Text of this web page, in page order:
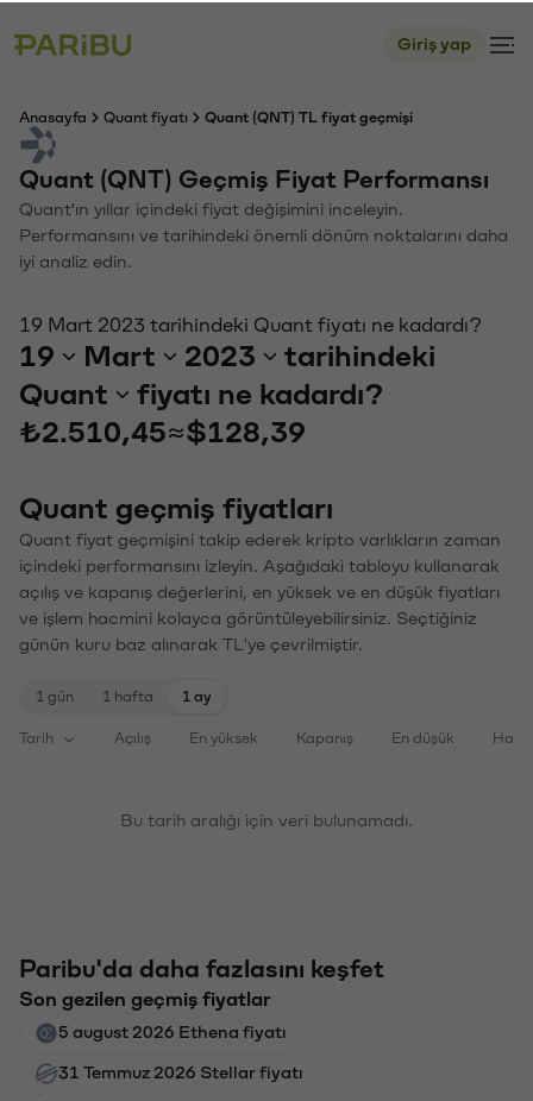
Giriş yap
Anasayfa Quant fiyatı Quant (QNT) TL fiyat geçmişi
Quant (QNT) Geçmiş Fiyat Performansı
Quant'ın yıllar içindeki fiyat değişimini inceleyin.
Performansını ve tarihindeki önemli dönüm noktalarını daha
iyi analiz edin.
19 Mart 2023 tarihindeki Quant fiyatı ne kadardı?
19 Mart 2023
tarihindeki
Quant
fiyatı ne kadardı?
₺2.510,45≈$128,39
Quant geçmiş fiyatları
Quant fiyat geçmişini takip ederek kripto varlıkların zaman
içindeki performansını izleyin. Aşağıdaki tabloyu kullanarak
açılış ve kapanış değerlerini, en yüksek ve en düşük fiyatları
ve işlem hacmini kolayca görüntüleyebilirsiniz. Seçtiğiniz
günün kuru baz alınarak TL'ye çevrilmiştir.
1 gün 1 hafta 1 ay
Tarih Açılış En yüksek Kapanış En düşük
Bu tarih aralığı için veri bulunamadı.
Paribu'da daha fazlasını keşfet
Son gezilen geçmiş fiyatlar
5 august 2026 Ethena fiyatı
31 Temmuz 2026 Stellar fiyatı